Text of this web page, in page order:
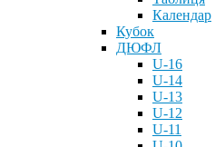
Календар
Кубок
ДЮФЛ
U-16
U-14
U-13
U-12
U-11